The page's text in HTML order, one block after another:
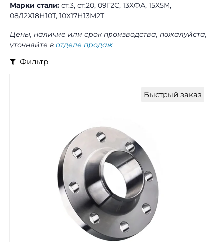
Марки стали: ст.3, ст.20, 09Г2С, 13ХФА, 15Х5М,
08/12Х18Н10Т, 10Х17Н13М2Т
Цены, наличие или срок производства, пожалуйста,
уточняйте в отделе продаж
Фильтр
Быстрый заказ